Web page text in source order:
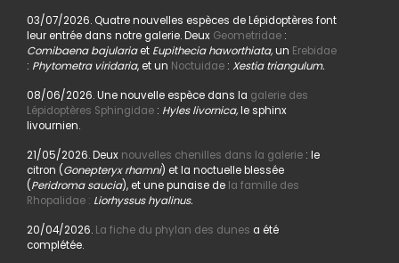
03/07/2026. Quatre nouvelles espèces de Lépidoptères font
leur entrée dans notre galerie. Deux Geometridae:
Comibaena bajulariaet Eupithecia haworthiata,un Erebidae
: Phytometra viridaria, et un Noctuidae: Xestia triangulum.
08/06/2026. Une nouvelle espèce dans la galerie des
Lépidoptères Sphingidae: Hyles livornica,le sphinx
livournien.
21/05/2026. Deux nouvelles chenilles dans la galerie : le
citron (Gonepteryx rhamni) et la noctuelle blessée
(Peridroma saucia), et une punaise dela famille des
Rhopalidae : Liorhyssus hyalinus.
20/04/2026. La fiche du phylan des dunes a été
complétée.